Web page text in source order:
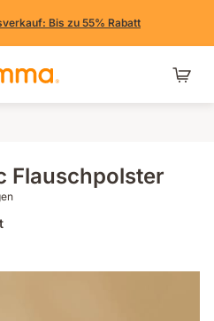
Bis zu 55% Rabatt
Flauschpolster
1537 Bewertungen